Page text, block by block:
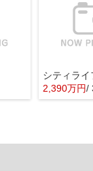
シティラ
2,390万円/